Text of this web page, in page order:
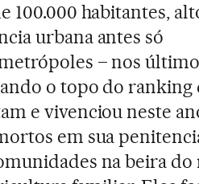
100.000 habitantes,
urbana antes só
– nos
o topo do ranking
e vivenciou neste
em sua
na beira do